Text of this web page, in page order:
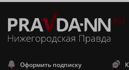
Оформить подписку